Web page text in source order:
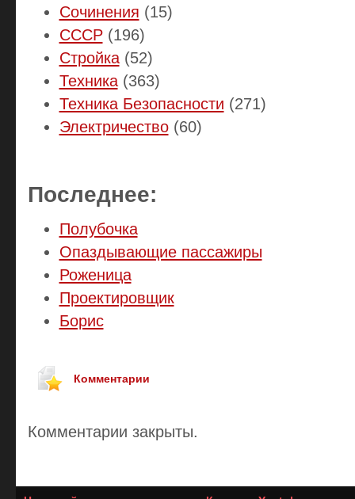
Сочинения (15)
СССР(196)
Стройка(52)
Техника(363)
Техника Безопасности (271)
Электричество(60)
Последнее:
Полубочка
Опаздывающие пассажиры
Роженица
Проектировщик
Борис
Комментарии
Комментарии закрыты.